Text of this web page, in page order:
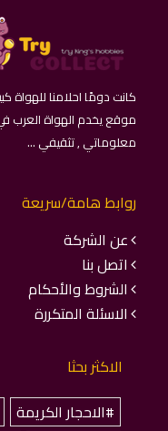
موقع يخدم الهواة العرب
معلوماتي , تثقيفي ...
روابط هامة/سريعة
عن الشركة
اتصل بنا
الشروط والأحكام
الاسئلة المتكررة
الاكثر بحثا
#الاحجار الكريمة